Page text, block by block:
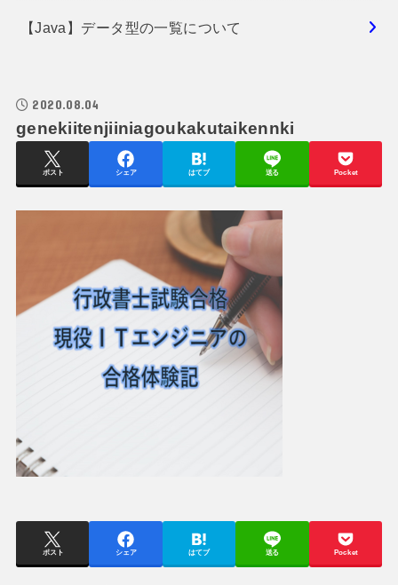
【Java】データ型の一覧について
2020.08.04
genekiitenjiiniagoukakutaikennki
ポスト シェア はてブ 送る Pocket
ポスト シェア はてブ 送る Pocket